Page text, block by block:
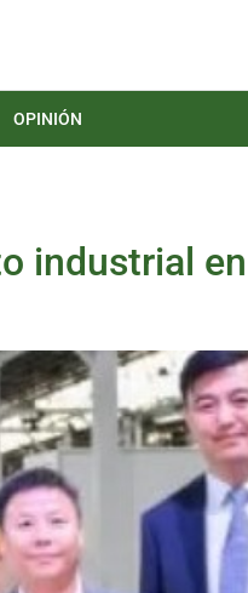
OPINIÓN
industrial en